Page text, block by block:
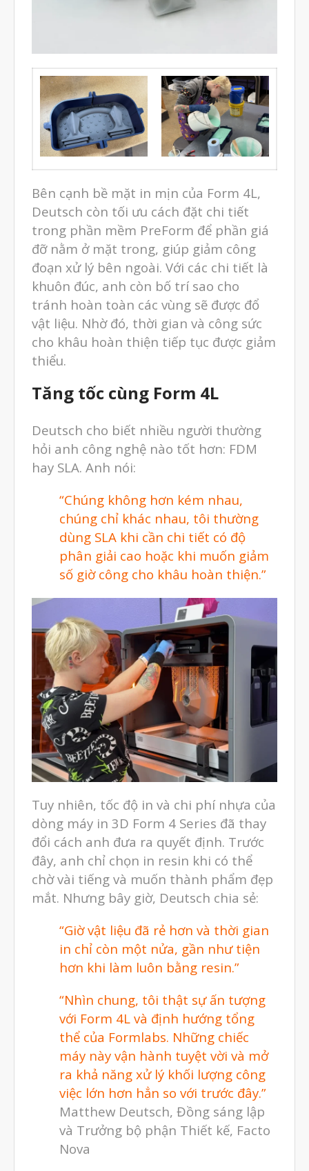
Bên cạnh bề mặt in mịn của Form 4L,
Deutsch còn tối ưu cách đặt chi tiết
trong phần mềm PreForm để phần giá
đỡ nằm ở mặt trong, giúp giảm công
đoạn xử lý bên ngoài. Với các chi tiết là
khuôn đúc, anh còn bố trí sao cho
tránh hoàn toàn các vùng sẽ được đổ
vật liệu. Nhờ đó, thời gian và công sức
cho khâu hoàn thiện tiếp tục được giảm
thiểu.
Tăng tốc cùng Form 4L
Deutsch cho biết nhiều người thường
hỏi anh công nghệ nào tốt hơn: FDM
hay SLA. Anh nói:
“Chúng không hơn kém nhau,
chúng chỉ khác nhau, tôi thường
dùng SLA khi cần chi tiết có độ
phân giải cao hoặc khi muốn giảm
số giờ công cho khâu hoàn thiện.”
Tuy nhiên, tốc độ in và chi phí nhựa của
dòng máy in 3D Form 4 Series đã thay
đổi cách anh đưa ra quyết định. Trước
đây, anh chỉ chọn in resin khi có thể
chờ vài tiếng và muốn thành phẩm đẹp
mắt. Nhưng bây giờ, Deutsch chia sẻ:
“Giờ vật liệu đã rẻ hơn và thời gian
in chỉ còn một nửa, gần như tiện
hơn khi làm luôn bằng resin.”
“Nhìn chung, tôi thật sự ấn tượng
với Form 4L và định hướng tổng
thể của Formlabs. Những chiếc
máy này vận hành tuyệt vời và mở
ra khả năng xử lý khối lượng công
việc lớn hơn hẳn so với trước đây.”
Matthew Deutsch, Đồng sáng lập
và Trưởng bộ phận Thiết kế, Facto
Nova